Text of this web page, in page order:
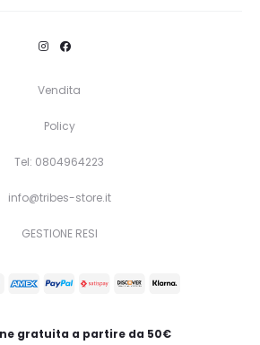
opzioni
essere
scelte
pagina
Vendita
Policy
Tel: 0804964223
info@tribes-store.it
GESTIONE RESI
gratuita a partire da 50€